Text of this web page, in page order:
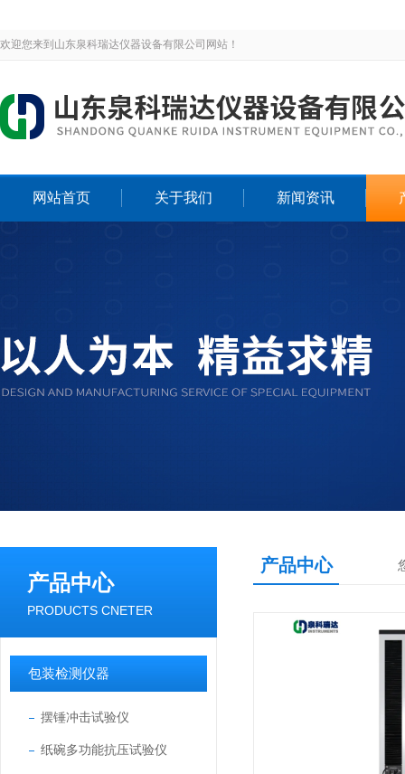
欢迎您来到山东泉科瑞达仪器设备有限公司网站！
网站首页 关于我们 新闻资讯
产品中心
PRODUCTS CNETER
包装检测仪器
摆锤冲击试验仪
纸碗多功能抗压试验仪
产品中心